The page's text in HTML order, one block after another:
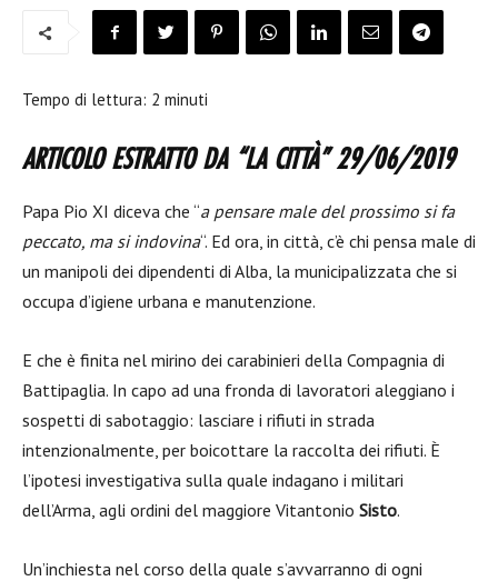
Tempo di lettura: 2 minuti
ARTICOLO ESTRATTO DA “LA CITTÀ” 29/06/2019
Papa Pio XI diceva che “a pensare male del prossimo si fa
peccato, ma si indovina“. Ed ora, in città, c’è chi pensa male di
un manipoli dei dipendenti di Alba, la municipalizzata che si
occupa d’igiene urbana e manutenzione.
E che è finita nel mirino dei carabinieri della Compagnia di
Battipaglia. In capo ad una fronda di lavoratori aleggiano i
sospetti di sabotaggio: lasciare i rifiuti in strada
intenzionalmente, per boicottare la raccolta dei rifiuti. È
l’ipotesi investigativa sulla quale indagano i militari
dell’Arma, agli ordini del maggiore Vitantonio Sisto.
Un’inchiesta nel corso della quale s’avvarranno di ogni